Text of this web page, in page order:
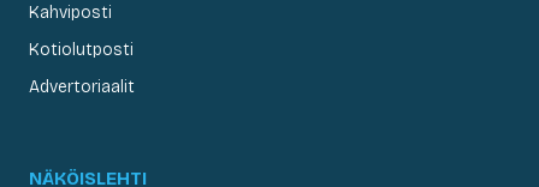
Kahviposti
Kotiolutposti
Advertoriaalit
NÄKÖISLEHTI